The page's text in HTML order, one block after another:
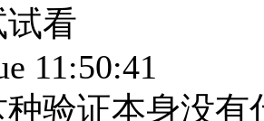
试看
11:50:41
种验证本身没有